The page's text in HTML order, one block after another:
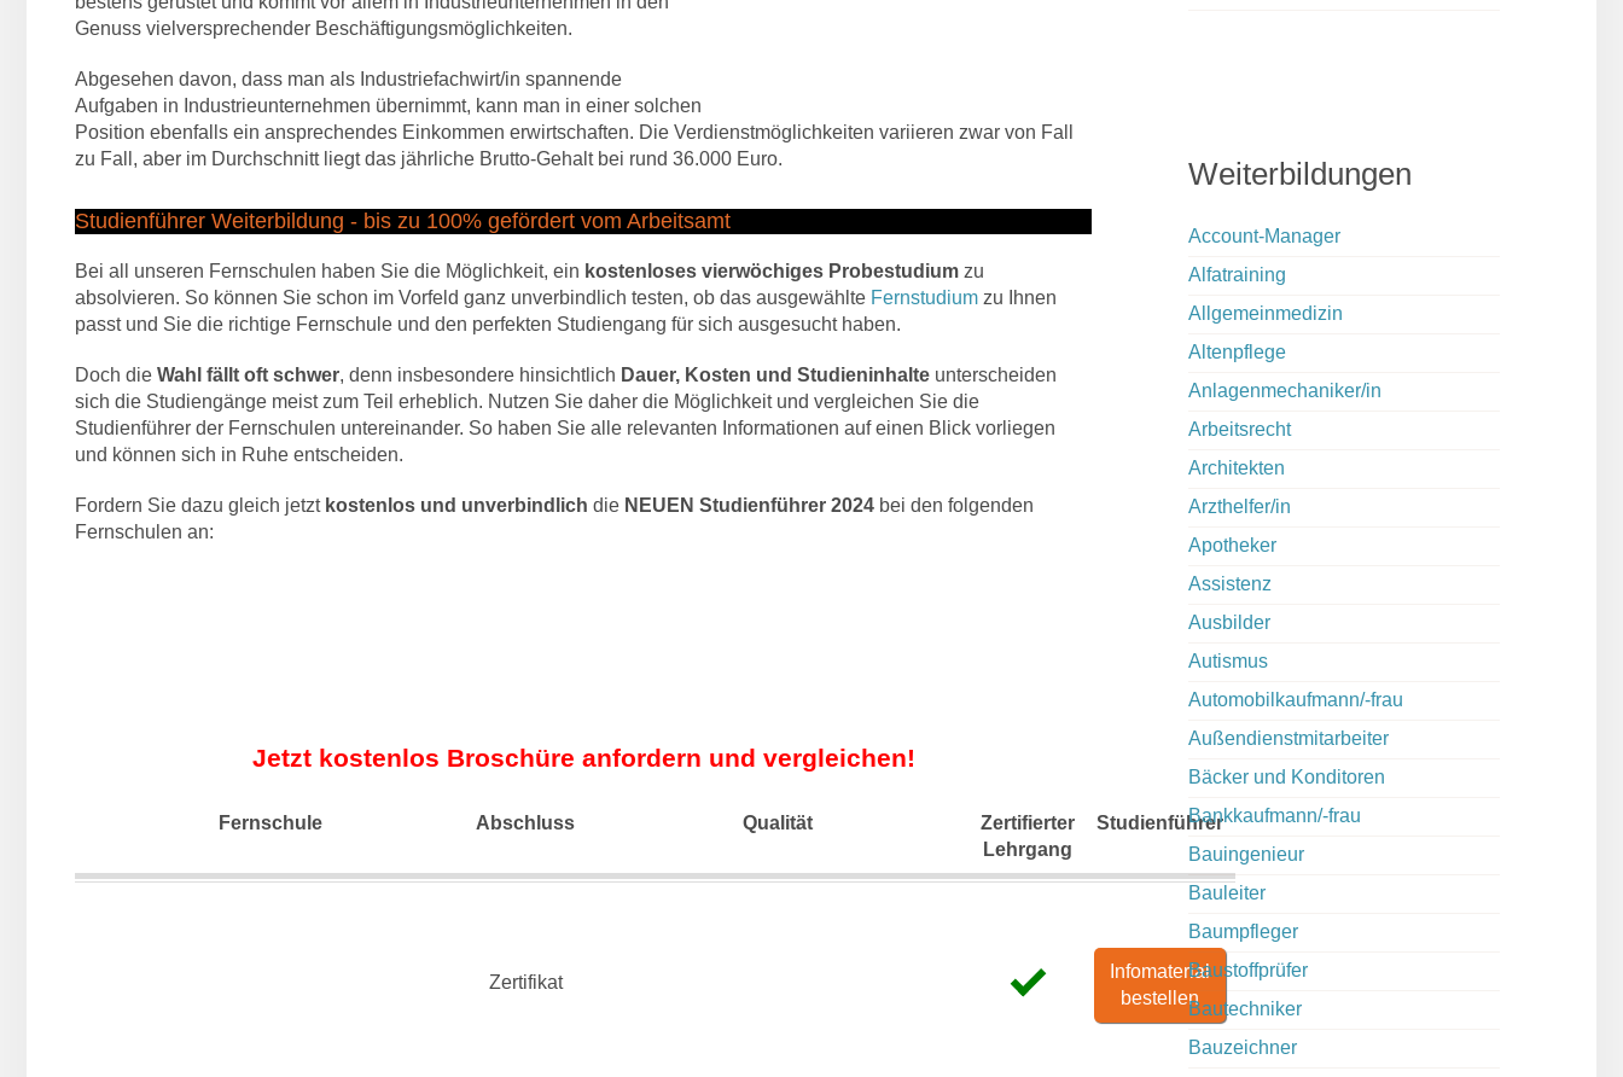
Genuss vielversprechender Beschäftigungsmöglichkeiten.
Abgesehen davon, dass man als Industriefachwirt/in spannende
Aufgaben in Industrieunternehmen übernimmt, kann man in einer solchen
Position ebenfalls ein ansprechendes Einkommen erwirtschaften. Die Verdienstmöglichkeiten variieren zwar von Fall
zu Fall, aber im Durchschnitt liegt das jährliche Brutto-Gehalt bei rund 36.000 Euro.
Studienführer Weiterbildung - bis zu 100% gefördert vom Arbeitsamt
Bei all unseren Fernschulen haben Sie die Möglichkeit, ein kostenloses vierwöchiges Probestudium zu
absolvieren. So können Sie schon im Vorfeld ganz unverbindlich testen, ob das ausgewählte Fernstudium zu Ihnen
passt und Sie die richtige Fernschule und den perfekten Studiengang für sich ausgesucht haben.
Doch die Wahl fällt oft schwer, denn insbesondere hinsichtlich Dauer, Kosten und Studieninhalte unterscheiden
sich die Studiengänge meist zum Teil erheblich. Nutzen Sie daher die Möglichkeit und vergleichen Sie die
Studienführer der Fernschulen untereinander. So haben Sie alle relevanten Informationen auf einen Blick vorliegen
und können sich in Ruhe entscheiden.
Fordern Sie dazu gleich jetzt kostenlos und unverbindlich die NEUEN Studienführer 2024 bei den folgenden
Fernschulen an:
Jetzt kostenlos Broschüre anfordern und vergleichen!
Fernschule Abschluss Qualität
Zertifierter
Lehrgang
Studienführer
Zertifikat
Infomaterial
bestellen
Weiterbildungen
Account-Manager
Alfatraining
Allgemeinmedizin
Altenpflege
Anlagenmechaniker/in
Arbeitsrecht
Architekten
Arzthelfer/in
Apotheker
Assistenz
Ausbilder
Autismus
Automobilkaufmann/-frau
Außendienstmitarbeiter
Bäcker und Konditoren
Bankkaufmann/-frau
Bauingenieur
Bauleiter
Baumpfleger
Baustoffprüfer
Bautechniker
Bauzeichner